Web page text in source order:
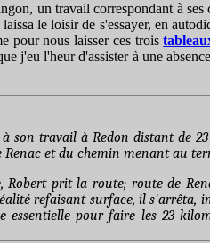
un travail correspondant à
le loisir de s'essayer, en
pour nous laisser ces trois
j'eu l'heur d'assister à une
son travail à Redon distant de
et du chemin menant au
prit la route; route de
refaisant surface, il s'arrêta,
pour faire les 23